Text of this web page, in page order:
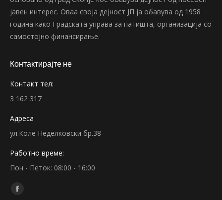
јавен интерес. Оваа своја дејност ЈП ја обавува од 1958
година како Градската управа за патишта, организација со
самостојно финансирање.
Контактирајте не
Контакт тел:
3 162 317
Адреса
ул.Коле Неделковски бр.38
Работно време:
Пон - Петок: 08:00 - 16:00
Find us on:
Facebook